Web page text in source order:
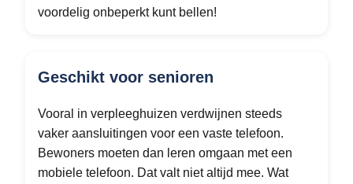
voordelig onbeperkt kunt bellen!
Geschikt voor senioren
Vooral in verpleeghuizen verdwijnen steeds
vaker aansluitingen voor een vaste telefoon.
Bewoners moeten dan leren omgaan met een
mobiele telefoon. Dat valt niet altijd mee. Wat